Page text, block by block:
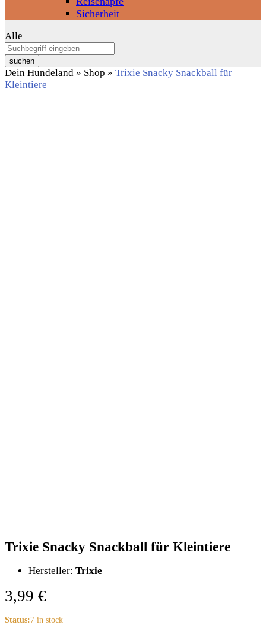
Sicherheit
Alle
suchen
Dein Hundeland » Shop » Trixie Snacky Snackball für
Kleintiere
Trixie Snacky Snackball für Kleintiere
Hersteller: Trixie
3,99 €
Status:7 in stock